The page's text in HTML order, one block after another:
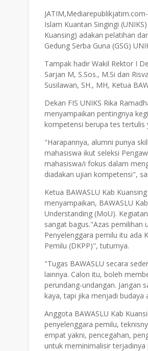
Islam Kuantan Singingi
Kuansing) adakan pelatihan
Gedung Serba Guna (GSG)
Tampak hadir Wakil Rektor I
Sarjan M, S.Sos., M.Si dan
Susilawan, SH., MH, Ketua
Dekan FIS UNIKS Rika
menyampaikan pentingnya
kompetensi berupa tes tertulis
"Harapannya, alumni punya
mahasiswa ikut seleksi
mahasiswa/i fokus dalam
diadakan ujian kompetensi",
Ketua BAWASLU Kab
menyampaikan, BAWASLU
Understanding (MoU).
sangat bagus."Azas pemilihan
Penyelenggara pemilu itu ada
Pemilu (DKPP)", tuturnya.
"Tugas BAWASLU secara
lainnya. Calon itu, boleh
perundang-undangan. Jangan
kaya, tapi jika menjadi budaya
Anggota BAWASLU Kab
penyelenggara pemilu,
empat yakni, pencegahan,
untuk meminimalisir terjadinya